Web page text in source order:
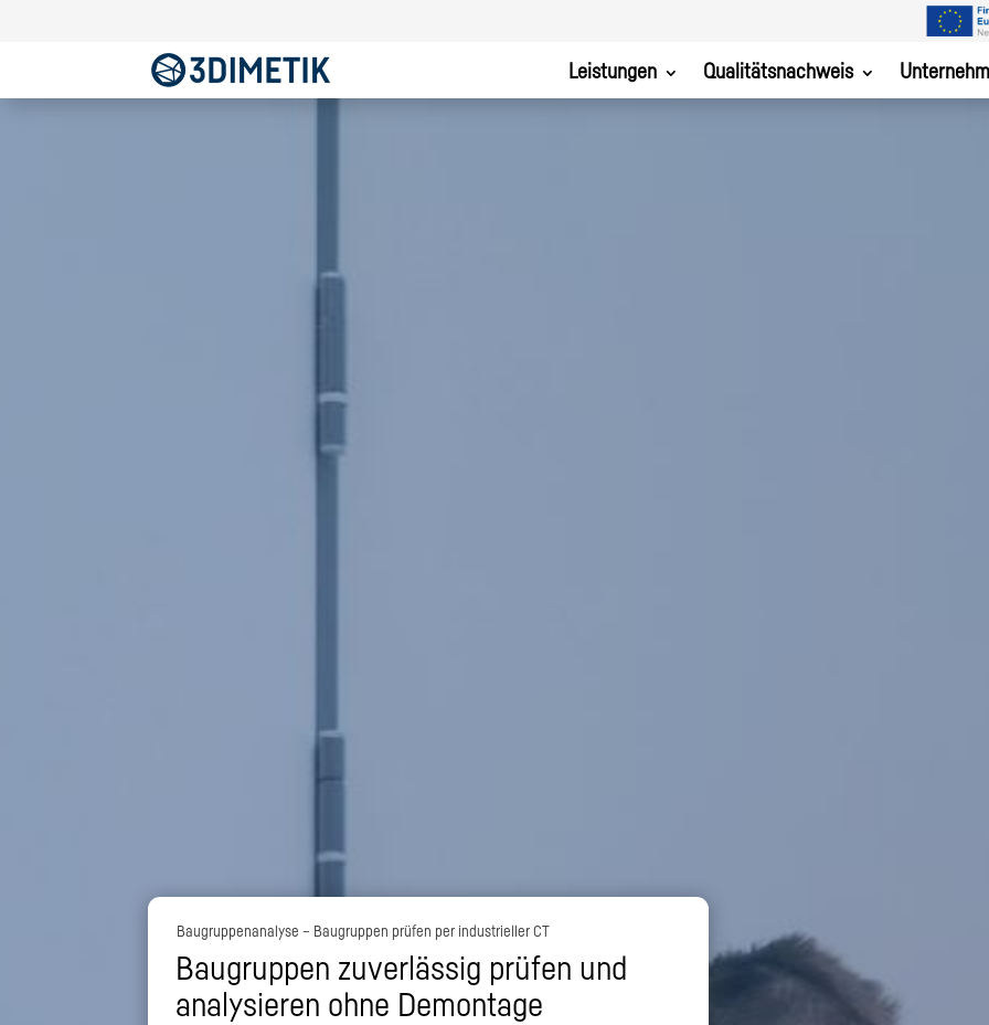
Leistungen Qualitätsnachweis
Baugruppenanalyse – Baugruppen prüfen per industrieller CT
Baugruppen zuverlässig prüfen und
analysieren ohne Demontage